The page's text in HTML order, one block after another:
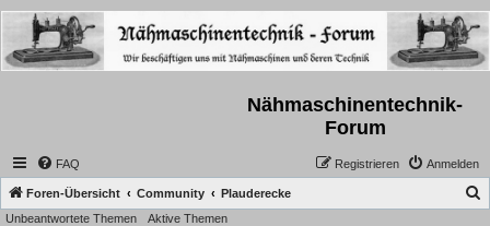
Nähmaschinentechnik-
Forum
FAQ Anmelden
Registrieren
Foren-Übersicht Community Plauderecke
Unbeantwortete Themen Aktive Themen